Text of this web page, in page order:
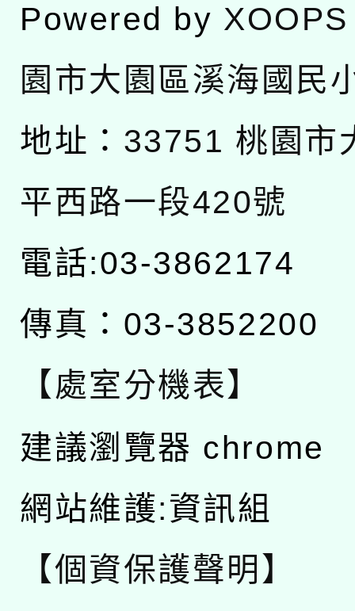
Powered by XOOPS
園市大園區溪海國民
地址： 33751 桃園市
平西路一段420號
電話:03-3862174
傳真：03-3852200
【處室分機表】
建議瀏覽器 chrome
網站維護:資訊組
【個資保護聲明】